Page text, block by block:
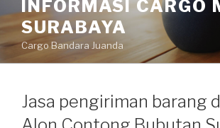
INFORMASI CARGO
SURABAYA
Cargo Bandara Juanda
Jasa pengiriman barang